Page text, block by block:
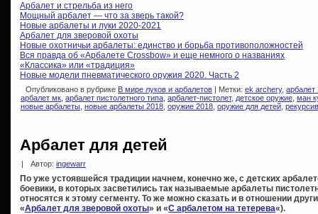
Арбалет и стрельба из него
Мощный арбалет — что за зверь такой?
Новые арбалеты и луки 2020-2021
Арбалет для зверовой охоты
Новые охотничьи арбалеты: единство и борьба противоположностей
Вся правда об «Арбалете Crossbow» и еще немного о названиях
«Классика» или «традиция»
Новые модели пневматического оружия 2020. Часть 2
Опубликовано в рубрике В мире луков и арбалетов | Метки: ek archery, арбалет
арбалет мк арбалет пистолетного типа арбалет-пистолет, детское оружие ман
новые арбалеты новые арбалеты 2018 оружие 2018 оружие для детей
Арбалет для детей
| Автор: ingewarr
По уже устоявшейся традиции начнем, конечно же, с детских
боевики, в которых засветились так называемые арбалеты
относятся к этому сегменту. То же можно сказать и в отношении
«Арбалет для зверовой охоты» и «С арбалетом на тетерева«).